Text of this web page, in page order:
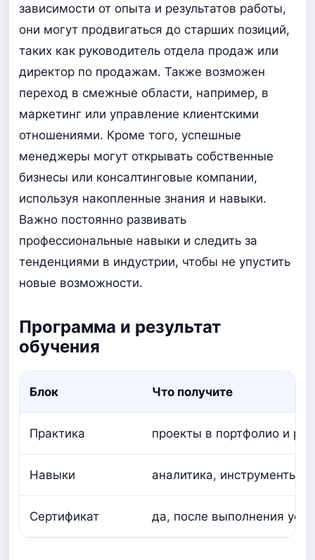
зависимости от опыта и результатов работы,
они могут продвигаться до старших позиций,
таких как руководитель отдела продаж или
директор по продажам. Также возможен
переход в смежные области, например, в
маркетинг или управление клиентскими
отношениями. Кроме того, успешные
менеджеры могут открывать собственные
бизнесы или консалтинговые компании,
используя накопленные знания и навыки.
Важно постоянно развивать
профессиональные навыки и следить за
тенденциями в индустрии, чтобы не упустить
новые возможности.
Программа и результат
обучения
Блок Что получите
Практика проекты в портфолио и
Навыки аналитика, инструменты,
Сертификат да, после выполнения